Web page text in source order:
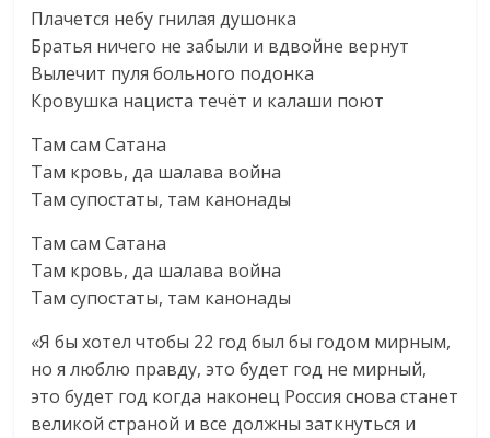
Плачется небу гнилая душонка
Братья ничего не забыли и вдвойне вернут
Вылечит пуля больного подонка
Кровушка нациста течёт и калаши поют
Там сам Сатана
Там кровь, да шалава война
Там супостаты, там канонады
Там сам Сатана
Там кровь, да шалава война
Там супостаты, там канонады
«Я бы хотел чтобы 22 год был бы годом мирным,
но я люблю правду, это будет год не мирный,
это будет год когда наконец Россия снова станет
великой страной и все должны заткнуться и